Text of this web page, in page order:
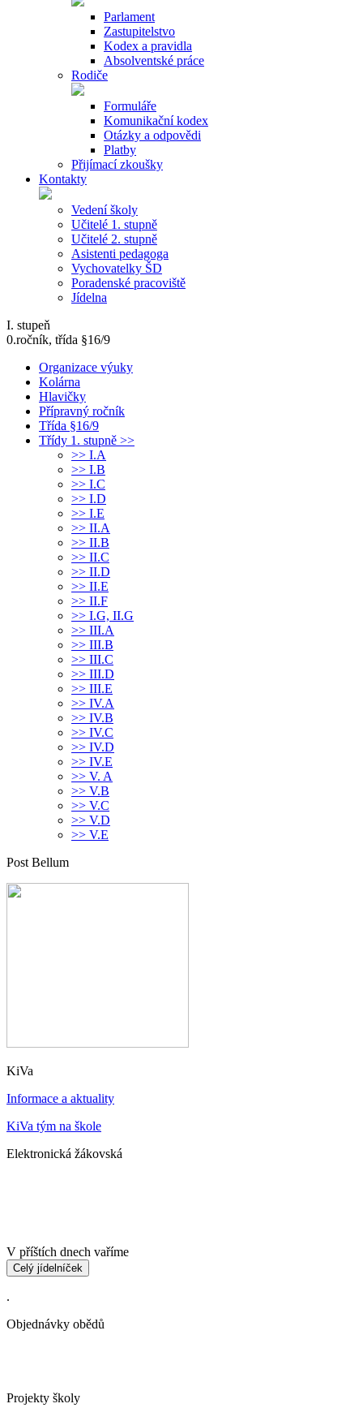
Parlament
Zastupitelstvo
Kodex a pravidla
Absolventské práce
Rodiče
Formuláře
Komunikační kodex
Otázky a odpovědi
Platby
Přijímací zkoušky
Kontakty
Vedení školy
Učitelé 1. stupně
Učitelé 2. stupně
Asistenti pedagoga
Vychovatelky ŠD
Poradenské pracoviště
Jídelna
I. stupeň
0.ročník, třída §16/9
Organizace výuky
Kolárna
Hlavičky
Přípravný ročník
Třída §16/9
Třídy 1. stupně >>
>> I.A
>> I.B
>> I.C
>> I.D
>> I.E
>> II.A
>> II.B
>> II.C
>> II.D
>> II.E
>> II.F
>> I.G, II.G
>> III.A
>> III.B
>> III.C
>> III.D
>> III.E
>> IV.A
>> IV.B
>> IV.C
>> IV.D
>> IV.E
>> V. A
>> V.B
>> V.C
>> V.D
>> V.E
Post Bellum
KiVa
Informace a aktuality
KiVa tým na škole
Elektronická žákovská
V příštích dnech vaříme
Celý jídelníček
.
Objednávky obědů
Projekty školy